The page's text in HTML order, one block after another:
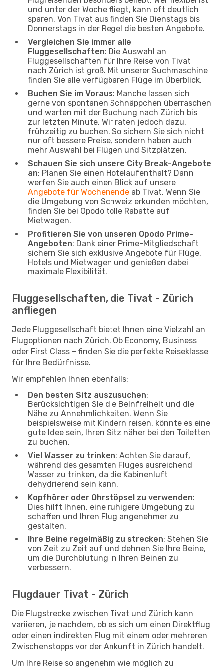
und unter der Woche fliegt, kann oft deutlich
sparen. Von Tivat aus finden Sie Dienstags bis
Donnerstags in der Regel die besten Angebote.
Vergleichen Sie immer alle
Fluggesellschaften: Die Auswahl an
Fluggesellschaften für Ihre Reise von Tivat
nach Zürich ist groß. Mit unserer Suchmaschine
finden Sie alle verfügbaren Flüge im Überblick.
Buchen Sie im Voraus: Manche lassen sich
gerne von spontanen Schnäppchen überraschen
und warten mit der Buchung nach Zürich bis
zur letzten Minute. Wir raten jedoch dazu,
frühzeitig zu buchen. So sichern Sie sich nicht
nur oft bessere Preise, sondern haben auch
mehr Auswahl bei Flügen und Sitzplätzen.
Schauen Sie sich unsere City Break-Angebote
an: Planen Sie einen Hotelaufenthalt? Dann
werfen Sie auch einen Blick auf unsere
Angebote für Wochenende ab Tivat. Wenn Sie
die Umgebung von Schweiz erkunden möchten,
finden Sie bei Opodo tolle Rabatte auf
Mietwagen.
Profitieren Sie von unseren Opodo Prime-
Angeboten: Dank einer Prime-Mitgliedschaft
sichern Sie sich exklusive Angebote für Flüge,
Hotels und Mietwagen und genießen dabei
maximale Flexibilität.
Fluggesellschaften, die Tivat - Zürich
anfliegen
Jede Fluggesellschaft bietet Ihnen eine Vielzahl an
Flugoptionen nach Zürich. Ob Economy, Business
oder First Class – finden Sie die perfekte Reiseklasse
für Ihre Bedürfnisse.
Wir empfehlen Ihnen ebenfalls:
Den besten Sitz auszusuchen:
Berücksichtigen Sie die Beinfreiheit und die
Nähe zu Annehmlichkeiten. Wenn Sie
beispielsweise mit Kindern reisen, könnte es eine
gute Idee sein, Ihren Sitz näher bei den Toiletten
zu buchen.
Viel Wasser zu trinken: Achten Sie darauf,
während des gesamten Fluges ausreichend
Wasser zu trinken, da die Kabinenluft
dehydrierend sein kann.
Kopfhörer oder Ohrstöpsel zu verwenden:
Dies hilft Ihnen, eine ruhigere Umgebung zu
schaffen und Ihren Flug angenehmer zu
gestalten.
Ihre Beine regelmäßig zu strecken: Stehen Sie
von Zeit zu Zeit auf und dehnen Sie Ihre Beine,
um die Durchblutung in Ihren Beinen zu
verbessern.
Flugdauer Tivat - Zürich
Die Flugstrecke zwischen Tivat und Zürich kann
variieren, je nachdem, ob es sich um einen Direktflug
oder einen indirekten Flug mit einem oder mehreren
Zwischenstopps vor der Ankunft in Zürich handelt.
Um Ihre Reise so angenehm wie möglich zu